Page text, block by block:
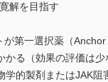
解を目指す
第一選択薬（Anchor
る（効果の評価は少
的製剤またはJAK阻